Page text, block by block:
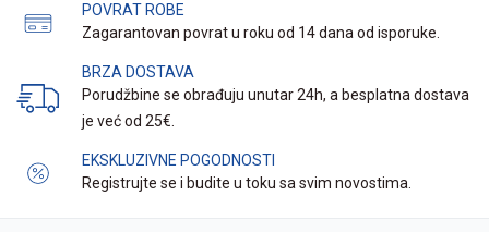
POVRAT ROBE
Zagarantovan povrat u roku od 14 dana od isporuke.
BRZA DOSTAVA
Porudžbine se obrađuju unutar 24h, a besplatna dostava
je već od 25€.
EKSKLUZIVNE POGODNOSTI
Registrujte se i budite u toku sa svim novostima.